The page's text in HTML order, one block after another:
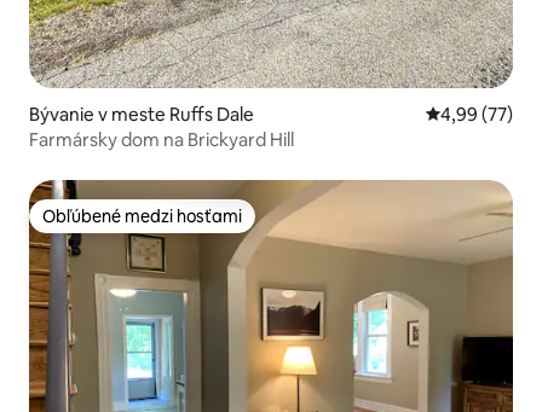
Bývanie v meste Ruffs Dale Priemerné
4,99 (77)
Farmársky dom na Brickyard Hill
Obľúbené medzi hosťami
Obľúbené medzi hosťami